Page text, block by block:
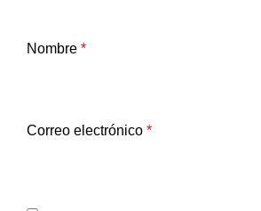
Nombre *
Correo electrónico *